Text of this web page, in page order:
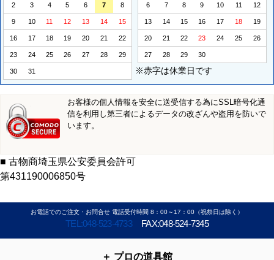
2 3 4 5 6 7 8
9 10 11 12 13 14 15
16 17 18 19 20 21 22
23 24 25 26 27 28 29
30 31
6 7 8 9 10 11 12
13 14 15 16 17 18 19
20 21 22 23 24 25 26
27 28 29 30
※赤字は休業日です
お客様の個人情報を安全に送受信する為にSSL暗号化通
信を利用し第三者によるデータの改ざんや盗用を防いで
います。
■ 古物商埼玉県公安委員会許可
第431190006850号
お電話でのご注文・お問合せ 電話受付時間 8：00～17：00（祝祭日は除く）
TEL:048-523-4733 FAX:048-524-7345
プロの道具館